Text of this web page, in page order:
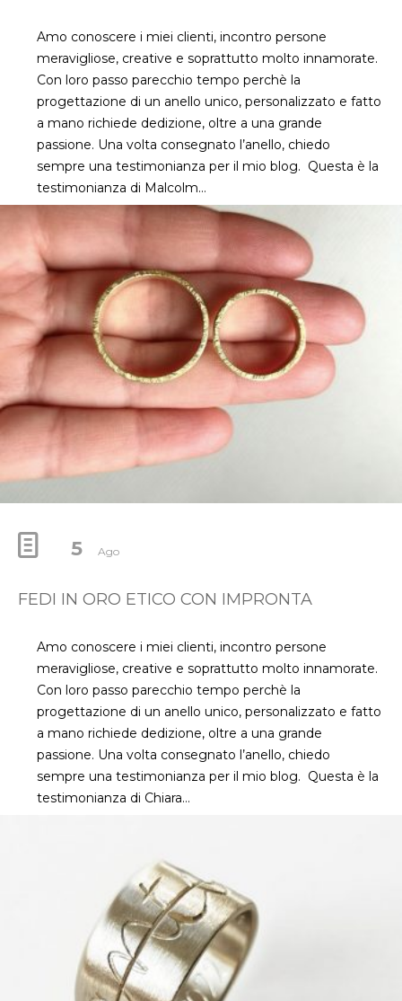
Amo conoscere i miei clienti, incontro persone
meravigliose, creative e soprattutto molto innamorate.
Con loro passo parecchio tempo perchè la
progettazione di un anello unico, personalizzato e fatto
a mano richiede dedizione, oltre a una grande
passione. Una volta consegnato l’anello, chiedo
sempre una testimonianza per il mio blog. Questa è la
testimonianza di Malcolm…
5 Ago
FEDI IN ORO ETICO CON IMPRONTA
Amo conoscere i miei clienti, incontro persone
meravigliose, creative e soprattutto molto innamorate.
Con loro passo parecchio tempo perchè la
progettazione di un anello unico, personalizzato e fatto
a mano richiede dedizione, oltre a una grande
passione. Una volta consegnato l’anello, chiedo
sempre una testimonianza per il mio blog. Questa è la
testimonianza di Chiara…